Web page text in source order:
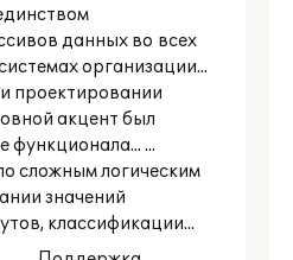
данных во всех
организации...
проектировании
акцент был
функционала... ...
сложным логическим
значений
классификации...